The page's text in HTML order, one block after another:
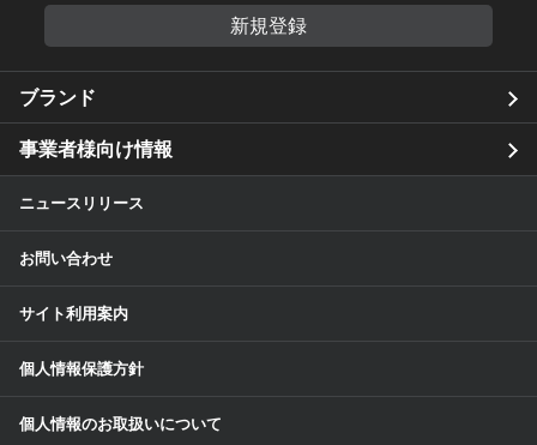
新規登録
ブランド
事業者様向け情報
ニュースリリース
お問い合わせ
サイト利用案内
個人情報保護方針
個人情報のお取扱いについて